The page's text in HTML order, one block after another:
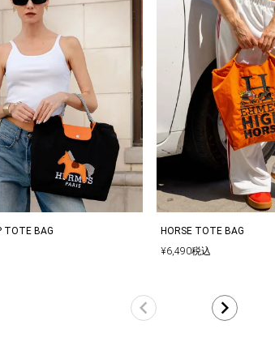
TOTE BAG
HORSE TOTE BAG
¥6,490税込